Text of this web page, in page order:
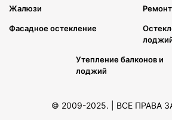
Жалюзи
Фасадное остекление
Утепление балконов и
лоджий
© 2009-2025. | ВСЕ ПРАВА